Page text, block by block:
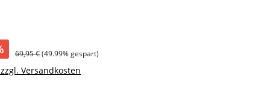
69,95 €(49.99% gespart)
Versandkosten